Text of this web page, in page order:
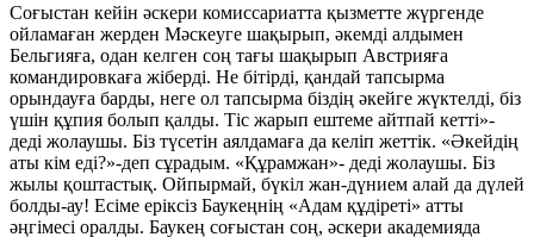
Соғыстан кейін әскери комиссариатта қызметте жүргенде
ойламаған жерден Мәскеуге шақырып, әкемді алдымен
Бельгияға, одан келген соң тағы шақырып Австрияға
командировкаға жіберді. Не бітірді, қандай тапсырма
орындауға барды, неге ол тапсырма біздің әкейге жүктелді, біз
үшін құпия болып қалды. Тіс жарып ештеме айтпай кетті»-
деді жолаушы. Біз түсетін аялдамаға да келіп жеттік. «Әкейдің
аты кім еді?»-деп сұрадым. «Құрамжан»- деді жолаушы. Біз
жылы қоштастық. Ойпырмай, бүкіл жан-дүнием алай да дүлей
болды-ау! Есіме еріксіз Баукеңнің «Адам құдіреті» атты
әңгімесі оралды. Баукең соғыстан соң, әскери академияда